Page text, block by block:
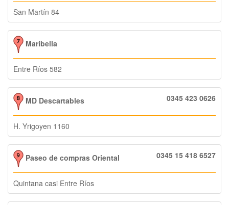
San Martín 84
Maribella
Entre Ríos 582
MD Descartables 0345 423 0626
H. Yrigoyen 1160
Paseo de compras Oriental 0345 15 418 6527
Quintana casi Entre Ríos